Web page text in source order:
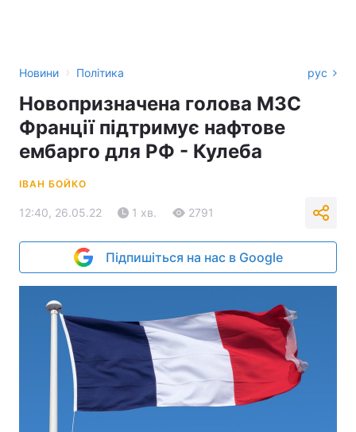
Новини › Політика рус
Новопризначена голова МЗС
Франції підтримує нафтове
ембарго для РФ - Кулеба
ІВАН БОЙКО
12:40, 26.05.22 1 хв. 2791
Підпишіться на нас в Google